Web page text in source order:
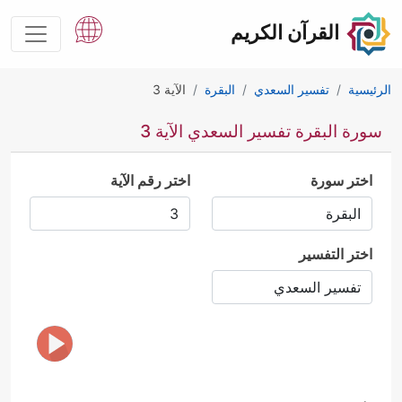
القرآن الكريم
الرئيسية تفسير السعدي البقرة الآية 3
سورة البقرة تفسير السعدي الآية 3
اختر سورة اختر رقم الآية
اختر التفسير